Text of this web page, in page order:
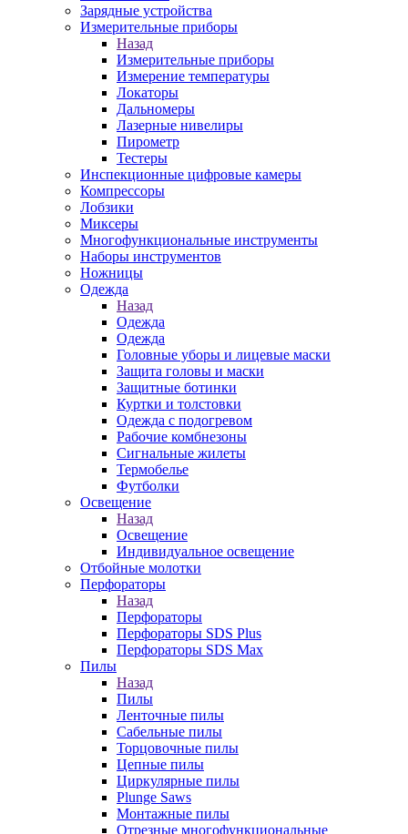
Зарядные устройства
Измерительные приборы
Назад
Измерительные приборы
Измерение температуры
Локаторы
Дальномеры
Лазерные нивелиры
Пирометр
Тестеры
Инспекционные цифровые камеры
Компрессоры
Лобзики
Миксеры
Многофункциональные инструменты
Наборы инструментов
Ножницы
Одежда
Назад
Одежда
Одежда
Головные уборы и лицевые маски
Защита головы и маски
Защитные ботинки
Куртки и толстовки
Одежда с подогревом
Рабочие комбнезоны
Сигнальные жилеты
Термобелье
Футболки
Освещение
Назад
Освещение
Индивидуальное освещение
Отбойные молотки
Перфораторы
Назад
Перфораторы
Перфораторы SDS Plus
Перфораторы SDS Max
Пилы
Назад
Пилы
Ленточные пилы
Сабельные пилы
Торцовочные пилы
Цепные пилы
Циркулярные пилы
Plunge Saws
Монтажные пилы
Отрезные многофункциональные